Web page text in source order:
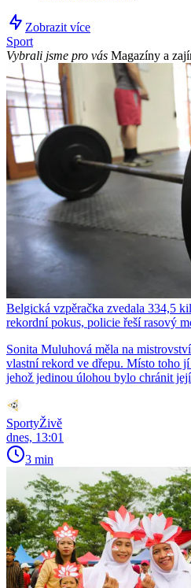
Zobrazit více
Sport
Vybrali jsme pro vás Magazíny a
Belgická vzpěračka zvedala 334,5
rekordní pokus, policie řeší rasový
Sonita Muluhová měla na
vlastní rekord ve dřepu. Místo toho
jehož jedinou úlohou bylo chránit
SportyŽivě
dnes, 13:01
3 min